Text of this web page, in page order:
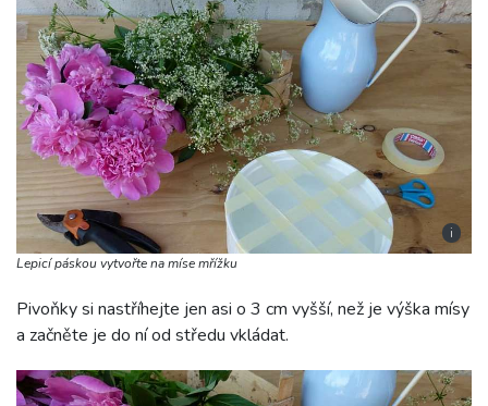
i
Lepicí páskou vytvořte na míse mřížku
Pivoňky si nastříhejte jen asi o 3 cm vyšší, než je výška mísy
a začněte je do ní od středu vkládat.